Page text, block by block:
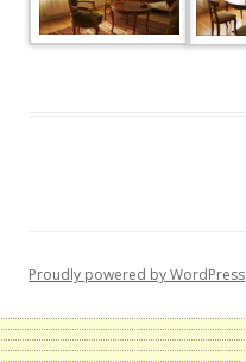
Proudly powered by WordPress